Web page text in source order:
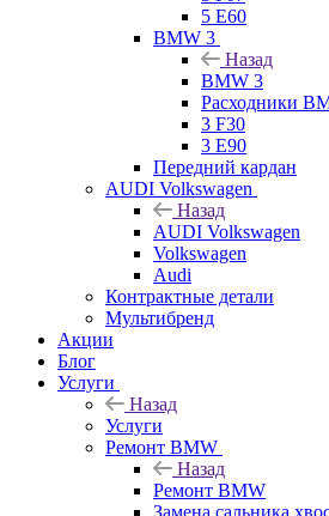
5 E60
BMW 3
Назад
BMW 3
Расходники
3 F30
3 E90
Передний кардан
AUDI Volkswagen
Назад
AUDI Volkswagen
Volkswagen
Audi
Контрактные детали
Мультибренд
Акции
Блог
Услуги
Назад
Услуги
Ремонт BMW
Назад
Ремонт BMW
Замена сальника